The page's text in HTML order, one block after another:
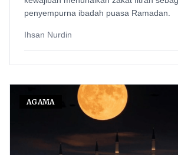
penyempurna ibadah puasa Ramadan.
Ihsan Nurdin
AGAMA